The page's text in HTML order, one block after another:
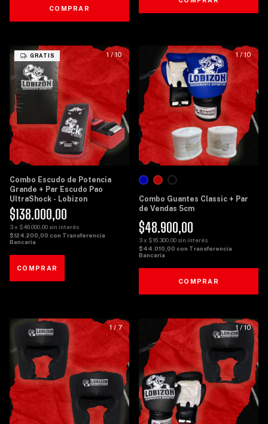
COMPRAR
1/10
GRATIS
Combo Escudo de Potencia
Grande + Par Escudo Pao
UltraShock - Lobizon
$138.000,00
3x $46.000,00 sin interés
$124.200,00 con Transferencia
Bancaria
1/10
Combo Guantes Classic + Par
de Vendas 5cm
$48.900,00
3x $16.300,00 sin interés
$44.010,00 con Transferencia
Bancaria
COMPRAR
1/ 7 1 /10